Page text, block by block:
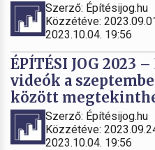
Szerző: Építésijog.hu
Közzétéve:
2023.10.04. 19:56
ÉPÍTÉSI JOG 2023
videók a
között
Szerző: Építésijog.hu
Közzétéve:
2023.10.04. 19:56